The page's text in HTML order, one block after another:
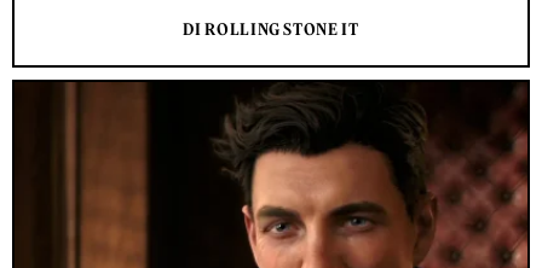
DI ROLLING STONE IT